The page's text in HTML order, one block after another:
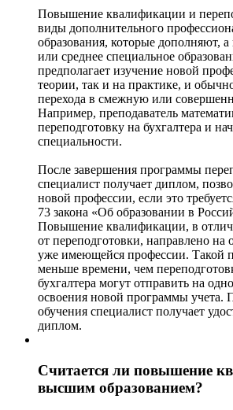
Повышение квалификации и
виды дополнительного
образования, которые дополняют,
или среднее специальное
предполагает изучение новой
теории, так и на практике, и
перехода в смежную или
Например, преподаватель
переподготовку на бухгалтера и
специальности.
После завершения программы
специалист получает диплом,
новой профессии, если это
73 закона «Об образовании в
Повышение квалификации, в
от переподготовки, направлено на
уже имеющейся профессии. Такой
меньше времени, чем
бухгалтера могут отправить на
освоения новой программы учета.
обучения специалист получает
диплом.
Считается ли повышение
высшим образованием?